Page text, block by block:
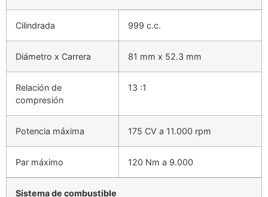
Cilindrada 999 c.c.
Diámetro x Carrera 81 mm x 52.3 mm
Relación de
compresión
13 :1
Potencia máxima 175 CV a 11.000 rpm
Par máximo 120 Nm a 9.000
Sistema de combustible